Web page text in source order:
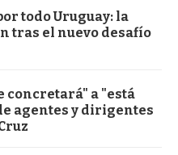
todo Uruguay: la
tras el nuevo desafío
concretará" a "está
agentes y dirigentes